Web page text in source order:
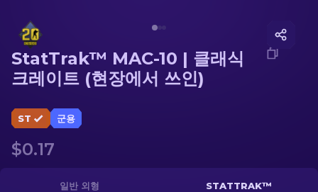
저격소총
장갑
StatTrak™ MAC-10 | 클래식
크레이트 (현장에서 쓰인)
ST 군용
$0.17
일반 외형 STATTRAK™